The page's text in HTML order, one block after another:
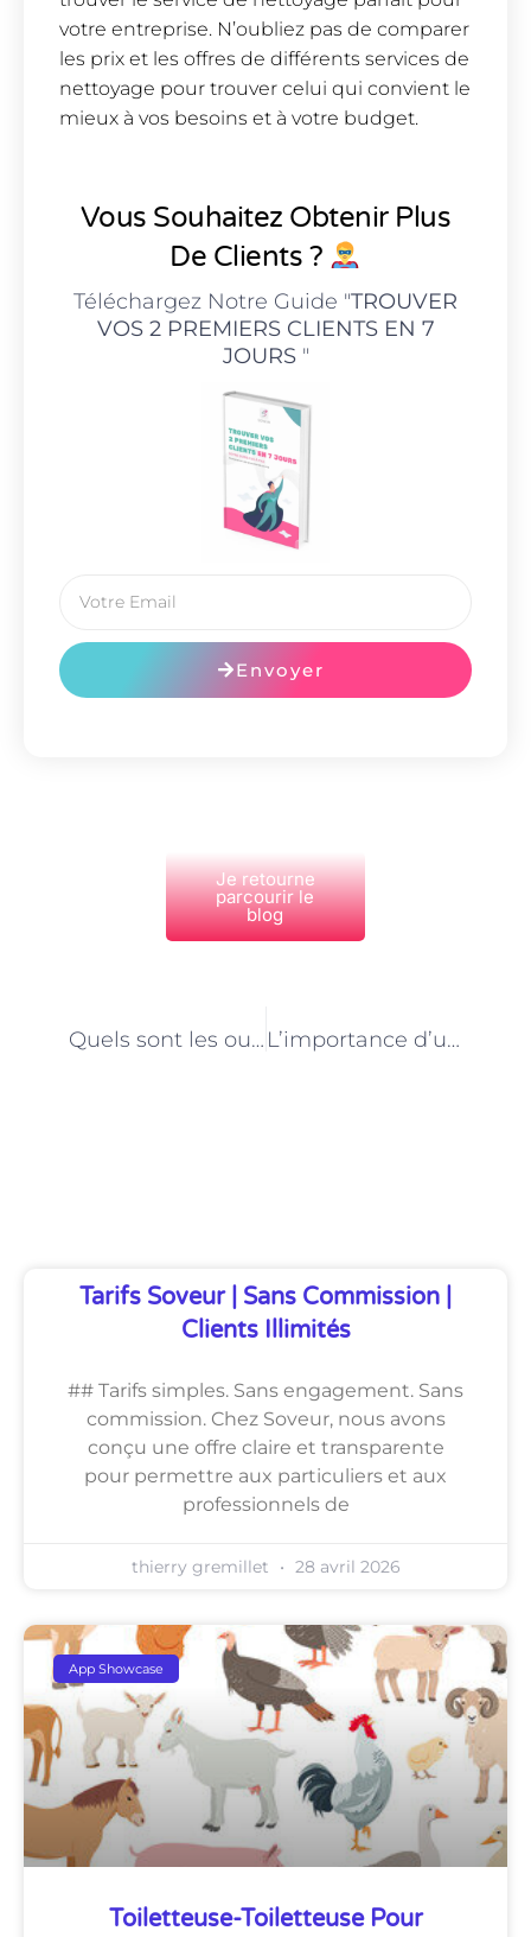
votre entreprise. N’oubliez pas de comparer
les prix et les offres de différents services de
nettoyage pour trouver celui qui convient le
mieux à vos besoins et à votre budget.
Vous Souhaitez Obtenir Plus
De Clients ?
Téléchargez Notre Guide "TROUVER
VOS 2 PREMIERS CLIENTS EN 7
JOURS"
Envoyer
Je retourne
parcourir le
blog
Quels sont les outils utilisés par un maçon à Paris ? L’importance d’une bonne assistance technique dans votre entreprise
Tarifs Soveur | Sans Commission |
Clients Illimités
## Tarifs simples. Sans engagement. Sans
commission. Chez Soveur, nous avons
conçu une offre claire et transparente
pour permettre aux particuliers et aux
professionnels de
thierry gremillet 28 avril 2026
App Showcase
Toiletteuse-Toiletteuse Pour